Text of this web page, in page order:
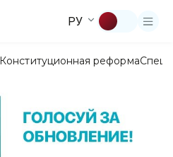
РУ
Конституционная реформа